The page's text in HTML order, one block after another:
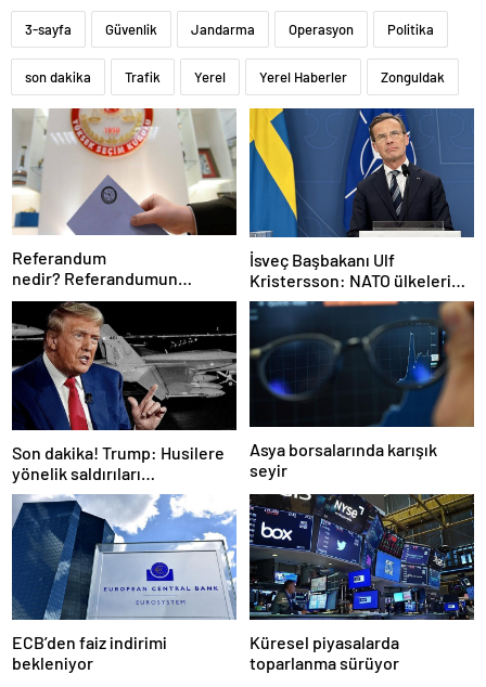
3-sayfa Güvenlik Jandarma Operasyon Politika
son dakika Trafik Yerel Yerel Haberler Zonguldak
Referandum
nedir? Referandumun
yapılma nedenleri
İsveç Başbakanı Ulf
Kristersson: NATO ülkeleri
savunma harcamalarını
artıracak
Son dakika! Trump: Husilere
yönelik saldırıları
durduruyoruz
Asya borsalarında karışık
seyir
ECB’den faiz indirimi
bekleniyor
Küresel piyasalarda
toparlanma sürüyor